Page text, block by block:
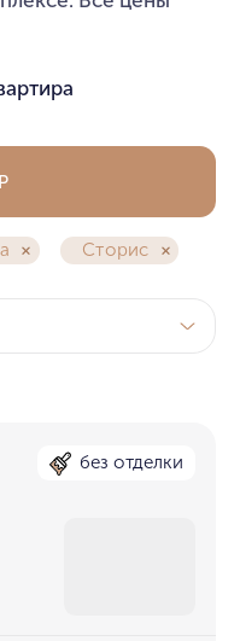
Сторис
без отделки